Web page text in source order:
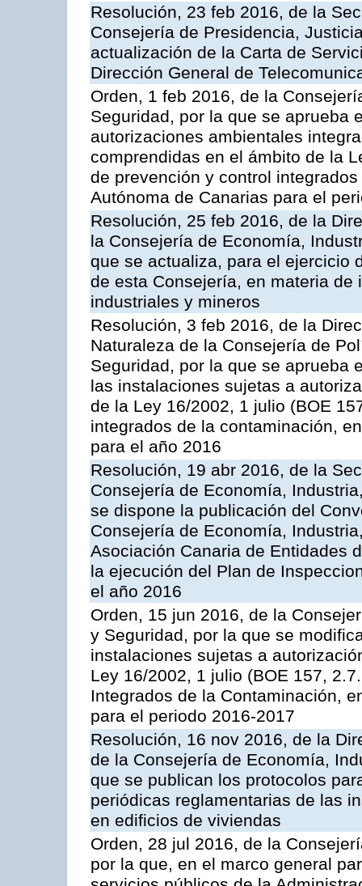
Resolución, 23 feb 2016, de la
Consejería de Presidencia,
actualización de la Carta de
Dirección General de
Orden, 1 feb 2016, de la
Seguridad, por la que se aprueba
autorizaciones ambientales
comprendidas en el ámbito de la
de prevención y control
Autónoma de Canarias para el
Resolución, 25 feb 2016, de la
la Consejería de Economía,
que se actualiza, para el ejercicio
de esta Consejería, en materia
industriales y mineros
Resolución, 3 feb 2016, de la
Naturaleza de la Consejería de
Seguridad, por la que se aprueba
las instalaciones sujetas a
de la Ley 16/2002, 1 julio (BOE
integrados de la contaminación,
para el año 2016
Resolución, 19 abr 2016, de la
Consejería de Economía,
se dispone la publicación del
Consejería de Economía,
Asociación Canaria de Entidades
la ejecución del Plan de
el año 2016
Orden, 15 jun 2016, de la
y Seguridad, por la que se
instalaciones sujetas a
Ley 16/2002, 1 julio (BOE 157,
Integrados de la Contaminación,
para el periodo 2016-2017
Resolución, 16 nov 2016, de la
de la Consejería de Economía,
que se publican los protocolos
periódicas reglamentarias de las
en edificios de viviendas
Orden, 28 jul 2016, de la
por la que, en el marco general